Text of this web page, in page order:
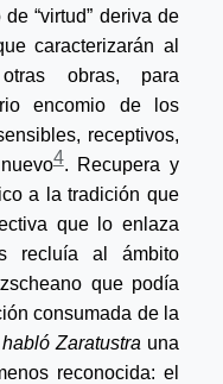
“virtud” deriva de
caracterizarán al
obras, para
encomio de los
receptivos,
4. Recupera y
a la tradición que
que lo enlaza
recluía al ámbito
que podía
consumada de la
Zaratustra una
reconocida: el